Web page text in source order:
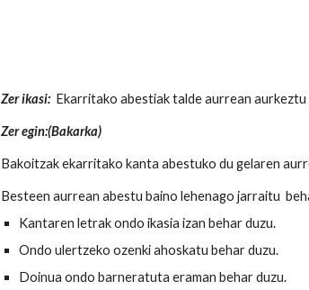
Zer ikasi: Ekarritako abestiak talde aurrean aurkeztu
Zer egin:(Bakarka)
Bakoitzak ekarritako kanta abestuko du gelaren
Besteen aurrean abestu baino lehenago jarraitu
Kantaren letrak ondo ikasia izan behar duzu.
Ondo ulertzeko ozenki ahoskatu behar duzu.
Doinua ondo barneratuta eraman behar duzu.